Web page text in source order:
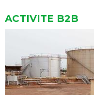
ACTIVITE B2B